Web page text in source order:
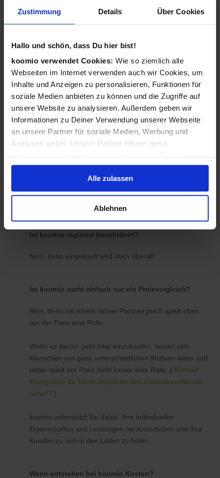
Zustimmung Details Über Cookies
Hallo und schön, dass Du hier bist!
koomio verwendet Cookies: Wie so ziemlich alle
Webseiten im Internet verwenden auch wir Cookies, um
Inhalte und Anzeigen zu personalisieren, Funktionen für
soziale Medien anbieten zu können und die Zugriffe auf
unsere Website zu analysieren. Außerdem geben wir
Informationen zu Deiner Verwendung unserer Webseite
an unsere Partner für soziale Medien, Werbung und
Analysen weiter. Unsere Partner führen diese
zusammen, die Du ihnen bereitgestellt hast oder die sie
im Rahmen Deiner Nutzung der Dienste gesammelt
haben.
Alle zulassen
Ablehnen
Wie funktioniert koomio?
Geschäftsinformationen vervollständigen, Angebote
Wir kümmern uns dann darum, dass Ihre Informationen
zu Ihren Kunden gelangen: Auf der koomio-Webseite, in
unseren Apps und in Suchmaschinen - daheim auf der
Couch und unterwegs auf dem Smartphone!
Ist koomio für alle Unternehmen gedacht?
Ja! koomio hilft deminhabergeführten Einzelhandel
genauso wie einerlandesweiten Handelskette
reinenDienstleister.
Ist koomio regional beschränkt?
Nein, denn eingekauft wird doch überall!
Ist koomio nicht einfach nur ein Preisvergleich?
Nein, denn bei einem reinen Preisvergleich spielt eben
nur der Preis eine Rolle.
Wenn es darum geht lokal einzukaufen, lassen sich
Menschen von ganz unterschiedlichen Motiven leiten und
dabei spielt der Preis nicht immer eine Rolle. ("Können
Marktplätze für lokale Angebote den stationären Handel
retten?")
koomio unterstützt Sie dabei, Ihre individuellen
Eigenschaften und Leistungen herauszuheben und Ihre
Kunden zu sich in den Laden zu holen.
Wann entstehen bei koomio Kosten?